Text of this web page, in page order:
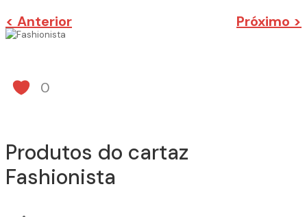
< Anterior Próximo >
0
Produtos do cartaz
Fashionista